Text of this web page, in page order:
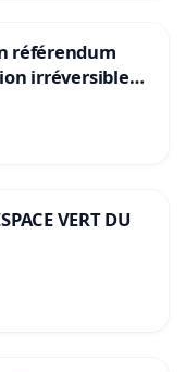
référendum
irréversible
VERT DU